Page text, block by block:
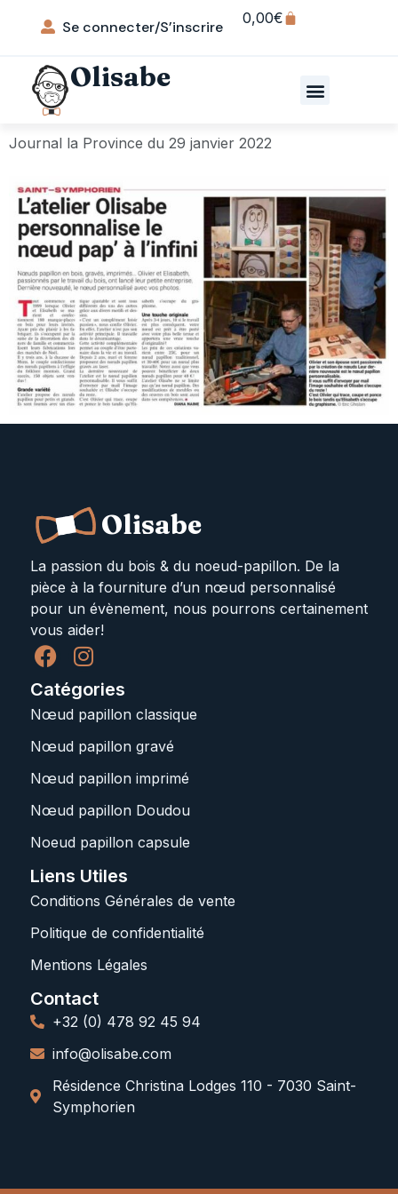
Se connecter/S’inscrire 0,00€
Olisabe
Journal la Province du 29 janvier 2022
Olisabe
La passion du bois & du noeud-papillon. De la
pièce à la fourniture d’un nœud personnalisé
pour un évènement, nous pourrons certainement
vous aider!
Catégories
Nœud papillon classique
Nœud papillon gravé
Nœud papillon imprimé
Nœud papillon Doudou
Noeud papillon capsule
Liens Utiles
Conditions Générales de vente
Politique de confidentialité
Mentions Légales
Contact
+32 (0) 478 92 45 94
info@olisabe.com
Résidence Christina Lodges 110 - 7030 Saint-
Symphorien